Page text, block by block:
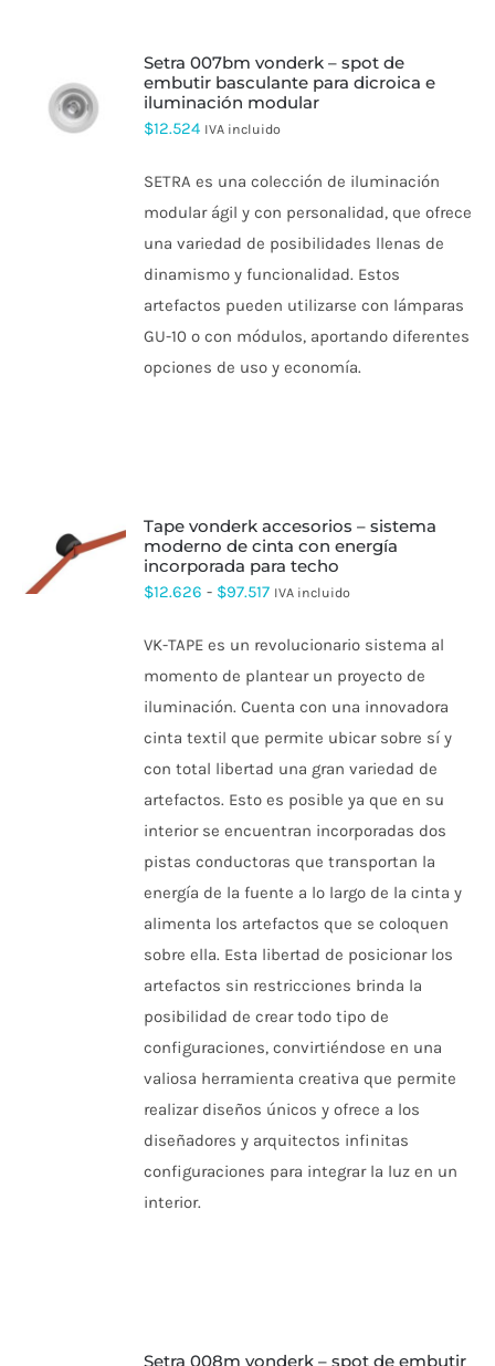
ESTE
PRODUCTO
VARIANTES.
setra 007bm vonderk – spot de
embutir basculante para dicroica e
iluminación modular
$12.524 IVA incluido
SETRA es una colección de iluminación
modular ágil y con personalidad, que ofrece
una variedad de posibilidades llenas de
dinamismo y funcionalidad. Estos
artefactos pueden utilizarse con lámparas
GU-10 o con módulos, aportando diferentes
opciones de uso y economía.
ESTE
PRODUCTO
VARIANTES.
PRODUCTO
tape vonderk accesorios – sistema
moderno de cinta con energía
incorporada para techo
$12.626 - $97.517Rango
precios:
desde
$12.626
hasta
$97.517
IVA incluido
VK-TAPE es un revolucionario sistema al
momento de plantear un proyecto de
iluminación. Cuenta con una innovadora
cinta textil que permite ubicar sobre sí y
con total libertad una gran variedad de
artefactos. Esto es posible ya que en su
interior se encuentran incorporadas dos
pistas conductoras que transportan la
energía de la fuente a lo largo de la cinta y
alimenta los artefactos que se coloquen
sobre ella. Esta libertad de posicionar los
artefactos sin restricciones brinda la
posibilidad de crear todo tipo de
configuraciones, convirtiéndose en una
valiosa herramienta creativa que permite
realizar diseños únicos y ofrece a los
diseñadores y arquitectos infinitas
configuraciones para integrar la luz en un
interior.
setra 008m vonderk – spot de embutir